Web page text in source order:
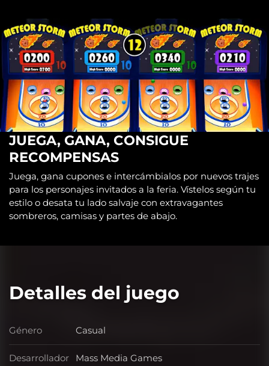
JUEGA, GANA, CONSIGUE
RECOMPENSAS
Juega, gana cupones e intercámbialos por nuevos trajes
para los personajes invitados a la feria. Vístelos según tu
estilo o desata tu lado salvaje con extravagantes
sombreros, camisas y partes de abajo.
Detalles del juego
Género Género
Casual
Desarrollador Desarrollador
Mass Media Games